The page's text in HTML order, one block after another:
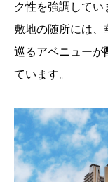
ク性を強調してい
敷地の随所には
巡るアベニューが
ています。